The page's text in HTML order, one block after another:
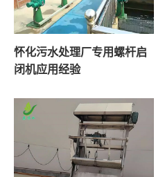
怀化污水处理厂专用螺杆启
闭机应用经验